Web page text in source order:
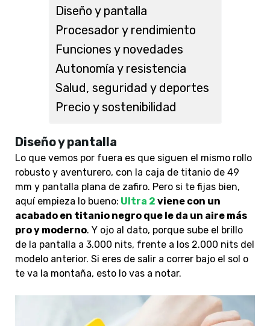
Diseño y pantalla
Procesador y rendimiento
Funciones y novedades
Autonomía y resistencia
Salud, seguridad y deportes
Precio y sostenibilidad
Diseño y pantalla
Lo que vemos por fuera es que siguen el mismo rollo
robusto y aventurero, con la caja de titanio de 49
mm y pantalla plana de zafiro. Pero si te fijas bien,
aquí empieza lo bueno: Ultra 2 viene con un
acabado en titanio negro que le da un aire más
pro y moderno. Y ojo al dato, porque sube el brillo
de la pantalla a 3.000 nits, frente a los 2.000 nits del
modelo anterior. Si eres de salir a correr bajo el sol o
te va la montaña, esto lo vas a notar.